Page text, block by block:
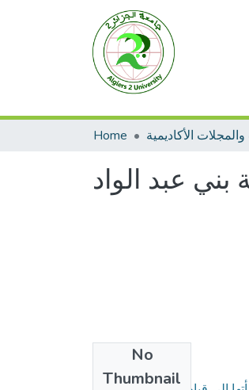
Home الأكاديمية
عبد الواد
No
Thumbnail